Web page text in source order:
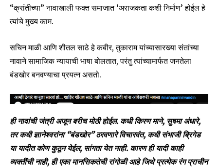
“क्रांतीच्या” नावाखाली फक्त समाजात ‘अराजकता कशी निर्माण’ होईल हे
त्यांचे मुख्य काम.
सचिन माळी आणि शीतल साठे हे कबीर, तुकाराम यांच्यासारख्या संतांच्या
नावाने सामाजिक न्यायाची भाषा बोलतात, परंतु त्यांच्यामार्फत जनतेला
बंडखोर बनवण्याचा प्रयत्न असतो.
ही नावांची जंत्री अजून बरीच मोठी होईल. कधी किरण माने, सुषमा अंधारे,
तर कधी ज्ञानेश्वरांना “बंडखोर” ठरवणारे विचारवंत, कधी संभाजी ब्रिगेड
या यादीत कोण कुठून येईल, सांगता येत नाही. कारण ही यादी काही
व्यक्तींची नाही, ही एका मानसिकतेची रांगोळी आहे जिथे प्रत्येक रंग प्राचीन